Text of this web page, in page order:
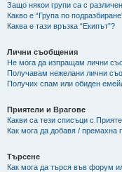
Защо някои групи са с
Какво е “Група по
Каква е тази връзка “Екипът”?
Лични съобщения
Не мога да изпращам лични
Получавам нежелани лични
Получих спам или обиден
Приятели и Врагове
Какви са тези списъци с
Как мога да добавя / премахна
Търсене
Как мога да търся във форум